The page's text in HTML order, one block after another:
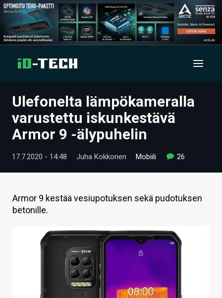
UUTISET
ARTIKKELIT
VIDEOT
TECHBBS
TIETOA
HINTA.FI
VAIHDA TEEMA
Ulefonelta lämpökameralla
varustettu iskunkestävä
Armor 9 -älypuhelin
17.7.2020 - 14:48 Juha Kokkonen Mobiili 26
Armor 9 kestää vesiupotuksen sekä pudotuksen
betonille.